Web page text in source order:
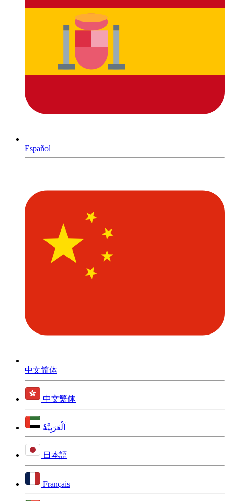
Español
中文简体
中文繁体
اَلْعَرَبِيَّةُ
日本語
Français